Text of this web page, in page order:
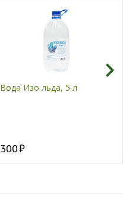
Вода Изо льда, 5 л
300